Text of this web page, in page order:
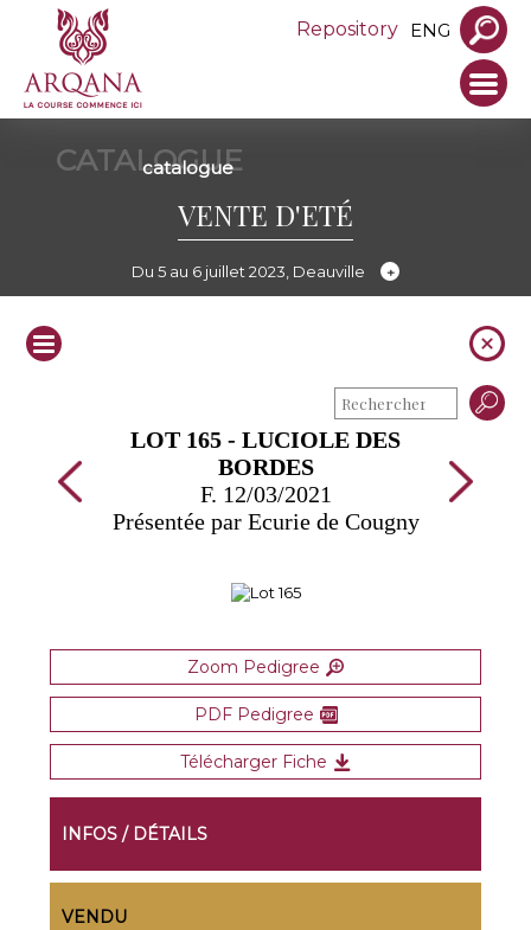
Repository ENG
CATALOGUE
catalogue
VENTE D'ETÉ
Du 5 au 6 juillet 2023, Deauville
LOT 165 - LUCIOLE DES
BORDES
F. 12/03/2021
Présentée par Ecurie de Cougny
Zoom Pedigree
PDF Pedigree
Télécharger Fiche
INFOS / DÉTAILS
VENDU